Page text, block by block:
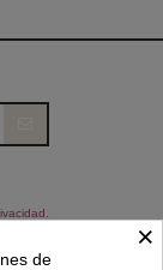
×
de